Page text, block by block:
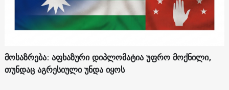
მოსაზრება: აფხაზური დიპლომატია უფრო მოქნილი,
თუნდაც აგრესიული უნდა იყოს